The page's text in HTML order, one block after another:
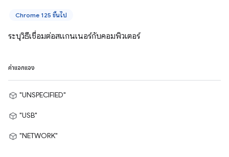
Chrome 125 ขึ้นไป
ระบุวิธีเชื่อมต่อสแกนเนอร์กับคอมพิวเตอร์
ค่าแจกแจง
"UNSPECIFIED"
"USB"
"NETWORK"